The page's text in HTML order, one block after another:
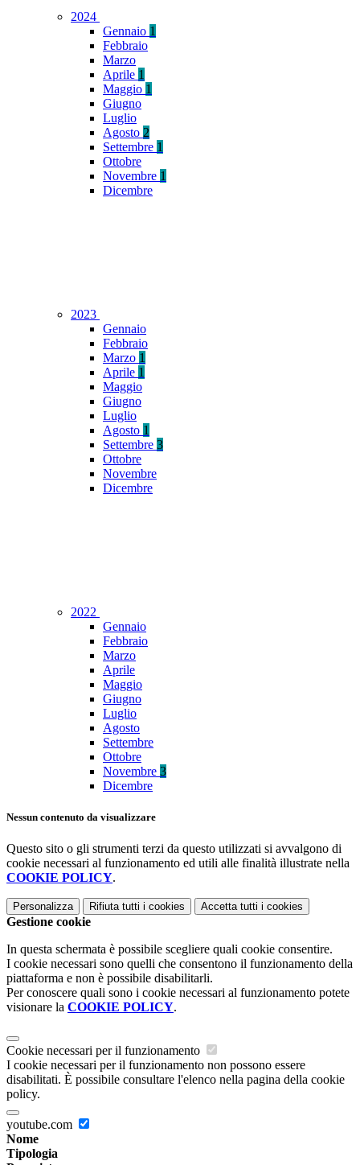
2024
Gennaio 1
Febbraio
Marzo
Aprile 1
Maggio 1
Giugno
Luglio
Agosto 2
Settembre 1
Ottobre
Novembre 1
Dicembre
2023
Gennaio
Febbraio
Marzo 1
Aprile 1
Maggio
Giugno
Luglio
Agosto 1
Settembre 3
Ottobre
Novembre
Dicembre
2022
Gennaio
Febbraio
Marzo
Aprile
Maggio
Giugno
Luglio
Agosto
Settembre
Ottobre
Novembre 3
Dicembre
Nessun contenuto da visualizzare
Questo sito o gli strumenti terzi da questo utilizzati si avvalgono di
cookie necessari al funzionamento ed utili alle finalità illustrate nella
COOKIE POLICY.
Personalizza Rifiuta tutti i cookies Accetta tutti i cookies
Gestione cookie
In questa schermata è possibile scegliere quali cookie consentire.
I cookie necessari sono quelli che consentono il funzionamento della
piattaforma e non è possibile disabilitarli.
Per conoscere quali sono i cookie necessari al funzionamento potete
visionare la COOKIE POLICY.
Cookie necessari per il funzionamento
I cookie necessari per il funzionamento non possono essere
disabilitati. È possibile consultare l'elenco nella pagina della cookie
policy.
youtube.com
Nome
Tipologia